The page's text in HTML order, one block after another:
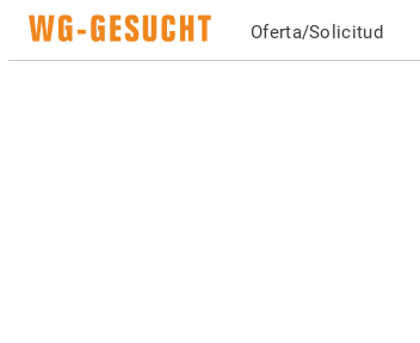
Oferta/Solicitud